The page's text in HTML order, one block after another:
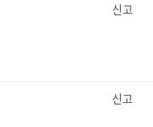
신고
신고